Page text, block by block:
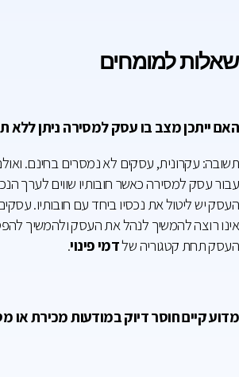
שאלות למומחים
האם ייתכן מצב בו עסק למסירה ניתן ללא
תשובה: עקרונית, עסקים לא נמסרים בחינם.
עבור עסק למסירה כאשר חובותיו שווים לערך
העסק יש ליטול את נכסיו ביחד עם חובותיו.
אינו רוצה להמשיך לנהל את העסק ולהמשיך
העסק תחת קטגוריה שלדמי פינוי.
מדוע קיים חוסר דיוק במודעות מכירת או